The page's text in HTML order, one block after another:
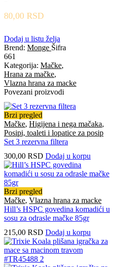
80,00 RSD
Dodaj u listu želja
Brend: Monge Šifra
661
Kategorija: Mačke,
Hrana za mačke,
Vlazna hrana za macke
Povezani proizvodi
Brzi pregled
Mačke, Higijena i nega mačaka,
Posipi, toaleti i lopatice za posip
Set 3 rezervna filtera
300,00 RSD Dodaj u korpu
Brzi pregled
Mačke, Vlazna hrana za macke
Hill’s HSPC govedina komadići u
sosu za odrasle mačke 85gr
215,00 RSD Dodaj u korpu